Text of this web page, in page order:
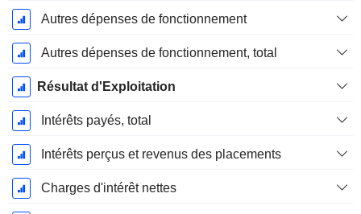
Autres dépenses de fonctionnement
Autres dépenses de fonctionnement, total
Résultat d'Exploitation
Intérêts payés, total
Intérêts perçus et revenus des placements
Charges d'intérêt nettes